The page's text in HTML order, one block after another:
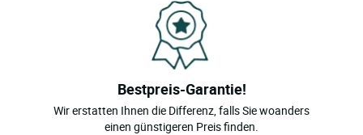
Bestpreis-Garantie!
Wir erstatten Ihnen die Differenz, falls Sie woanders
einen günstigeren Preis finden.